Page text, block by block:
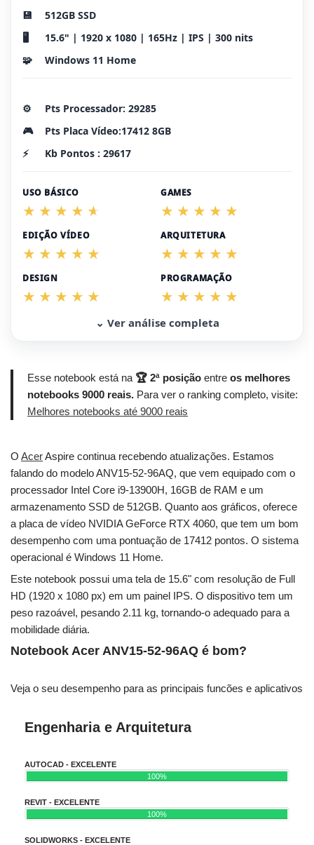
💾
512GB SSD
🖥️
15.6" | 1920 x 1080 | 165Hz | IPS | 300 nits
🧩
Windows 11 Home
⚙️
Pts Processador: 29285
🎮
Pts Placa Vídeo:17412 8GB
⚡
Kb Pontos : 29617
USO BÁSICO GAMES
EDIÇÃO VÍDEO ARQUITETURA
DESIGN PROGRAMAÇÃO
⌄ Ver análise completa
Esse notebook está na 🏆 2ª posição entre os melhores
notebooks 9000 reais. Para ver o ranking completo, visite:
Melhores notebooks até 9000 reais
O AcerAspire continua recebendo atualizações. Estamos
falando do modelo ANV15-52-96AQ, que vem equipado com o
processador Intel Core i9-13900H, 16GB de RAM e um
armazenamento SSD de 512GB. Quanto aos gráficos, oferece
a placa de vídeo NVIDIA GeForce RTX 4060, que tem um bom
desempenho com uma pontuação de 17412 pontos. O sistema
operacional é Windows 11 Home.
Este notebook possui uma tela de 15.6" com resolução de Full
HD (1920 x 1080 px) em um painel IPS. O dispositivo tem um
peso razoável, pesando 2.11 kg, tornando-o adequado para a
mobilidade diária.
Notebook Acer ANV15-52-96AQ é bom?
Veja o seu desempenho para as principais funcões e aplicativos
Engenharia e Arquitetura
AUTOCAD - EXCELENTE
100%
REVIT - EXCELENTE
100%
SOLIDWORKS - EXCELENTE